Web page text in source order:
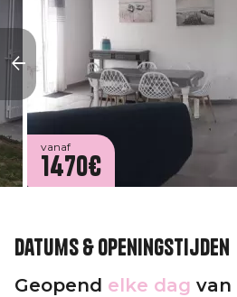
vanaf
1470€
Datums & openingstijden
Geopend elke dag van